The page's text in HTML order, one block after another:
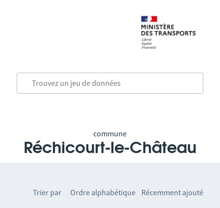
commune
Réchicourt-le-Château
Trier par Ordre alphabétique Récemment ajouté